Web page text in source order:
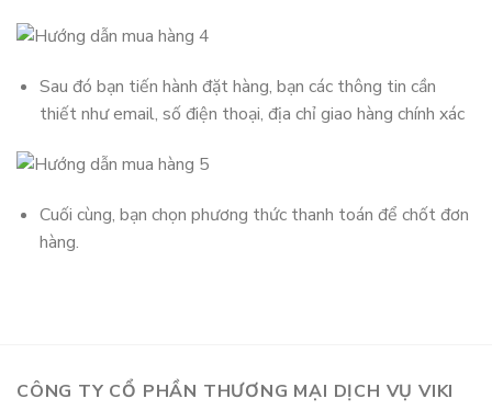
Sau đó bạn tiến hành đặt hàng, bạn các thông tin cần
thiết như email, số điện thoại, địa chỉ giao hàng chính xác
Cuối cùng, bạn chọn phương thức thanh toán để chốt đơn
hàng.
CÔNG TY CỔ PHẦN THƯƠNG MẠI DỊCH VỤ VIKI